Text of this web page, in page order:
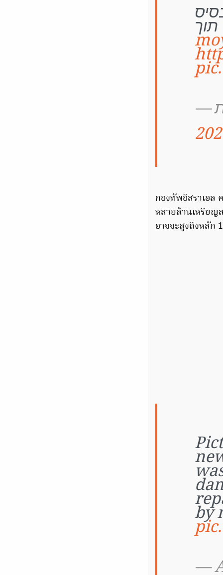
กองทัพอิสราเอล
หลายล้านเหรียญ
อาจจะสูงถึงหลัก
by
—